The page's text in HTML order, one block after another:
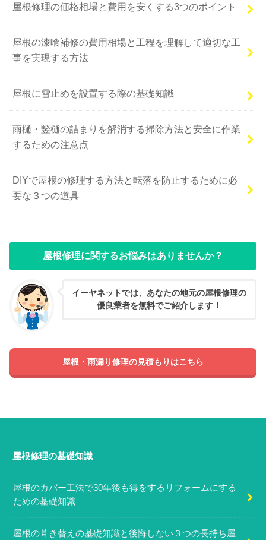
屋根修理の価格相場と費用を安くする3つのポイント
屋根の漆喰補修の費用相場と工程を理解して適切な工
事を実現する方法
屋根に雪止めを設置する際の基礎知識
雨樋・竪樋の詰まりを解消する掃除方法と安全に作業
するための注意点
DIYで屋根の修理する方法と転落を防止するために必
要な３つの道具
屋根修理に関するお悩みはありませんか？
イーヤネットでは、あなたの地元の屋根修理の
優良業者を無料でご紹介します！
屋根・雨漏り修理の見積もりはこちら
屋根修理の基礎知識
屋根のカバー工法で30年後も得をするリフォームにする
ための基礎知識
屋根の葺き替えの基礎知識と後悔しない３つの長持ち屋